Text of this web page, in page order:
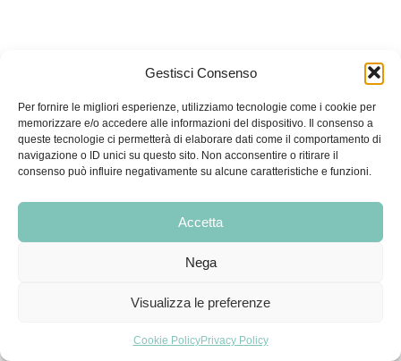
Gestisci Consenso
Per fornire le migliori esperienze, utilizziamo tecnologie come i cookie per
memorizzare e/o accedere alle informazioni del dispositivo. Il consenso a
queste tecnologie ci permetterà di elaborare dati come il comportamento di
navigazione o ID unici su questo sito. Non acconsentire o ritirare il
consenso può influire negativamente su alcune caratteristiche e funzioni.
Accetta
Nega
Visualizza le preferenze
Cookie PolicyPrivacy Policy
Condizioni di vendita|Condizioni di recesso e restituzione
Privacy Policy|Cookie Policy
Medialis
info@medialis.tech
P.IVA 02374750509